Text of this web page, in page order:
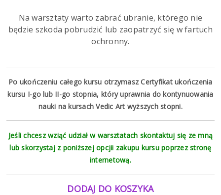
Na warsztaty warto zabrać ubranie, którego nie
będzie szkoda pobrudzić lub zaopatrzyć się w fartuch
ochronny.
Po ukończeniu całego kursu otrzymasz Certyfikat ukończenia
kursu I-go lub II-go stopnia, który uprawnia do kontynuowania
nauki na kursach Vedic Art wyższych stopni.
Jeśli chcesz wziąć udział w warsztatach skontaktuj się ze mną
lub skorzystaj z poniższej opcjii zakupu kursu poprzez stronę
internetową.
DODAJ DO KOSZYKA